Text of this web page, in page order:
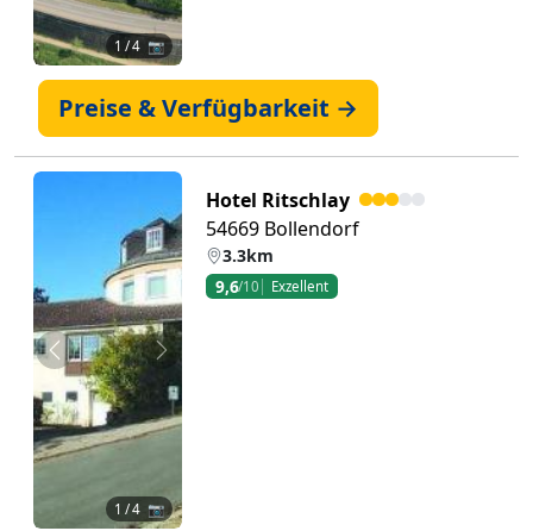
1 / 4 📷
Preise & Verfügbarkeit →
Zurück Weiter
1 / 4 📷
Hotel Ritschlay
54669 Bollendorf
3.3km
9,6/10 Exzellent